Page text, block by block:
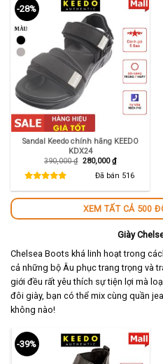
-28%
Sandal Keedo chính hãng KEEDO
KDX24
390,000₫ Giá
280,000₫Giá
hiện
tại
Đã bán 516
XEM TẤT CẢ 500
Giày
Chelsea Boots khá linh hoạt trong
cả những bộ Âu phục trang trọng và
giới đều rất yêu thích sự tiện lợi mà
đôi giày, bạn có thể mix cùng quần
không nào!
-39%